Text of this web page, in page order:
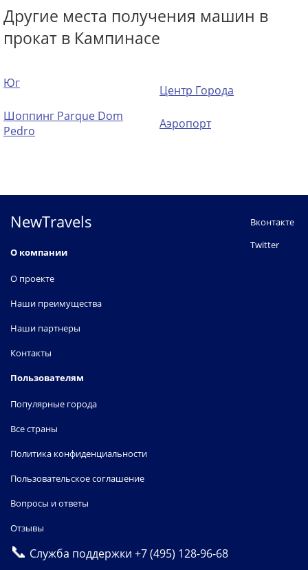
Другие места получения машин в
прокат в Кампинасе
Юг
Шоппинг Parque Dom
Pedro
Центр Города
Аэропорт
NewTravels
О компании
О проекте
Наши преимущества
Наши партнеры
Контакты
Пользователям
Популярные города
Все страны
Политика конфиденциальности
Пользовательское соглашение
Вопросы и ответы
Отзывы
Вконтакте
Twitter
📞 Служба поддержки +7 (495) 128-96-68